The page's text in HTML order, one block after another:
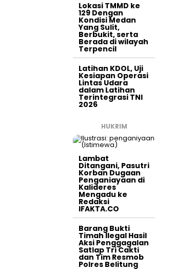
Lokasi TMMD ke
129 Dengan
Kondisi Medan
Yang Sulit,
Berbukit, serta
Berada di wilayah
Terpencil
Latihan KDOL, Uji
Kesiapan Operasi
Lintas Udara
dalam Latihan
Terintegrasi TNI
2026
HUKRIM
Lambat
Ditangani, Pasutri
Korban Dugaan
Penganiayaan di
Kalideres
Mengadu ke
Redaksi
IFAKTA.CO
Barang Bukti
Timah Ilegal Hasil
Aksi Penggagalan
Satlap Tri Cakti
dan Tim Resmob
Polres Belitung